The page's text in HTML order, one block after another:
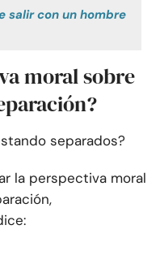
salir con un hombre
moral sobre
separados?
la perspectiva moral